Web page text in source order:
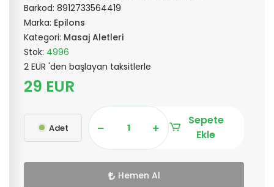
Barkod: 8912733564419
Marka: Epilons
Kategori: Masaj Aletleri
Stok: 4996
2 EUR 'den başlayan taksitlerle
29 EUR
Adet
Sepete
Ekle
Hemen Al